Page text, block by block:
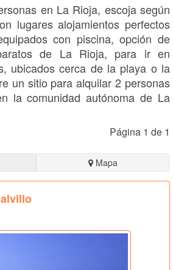
en La Rioja, escoja según
lugares alojamientos perfectos
con piscina, opción de
de La Rioja, para ir en
ubicados cerca de la playa o la
un sitio para alquilar 2 personas
la comunidad autónoma de La
Página 1 de 1
Mapa